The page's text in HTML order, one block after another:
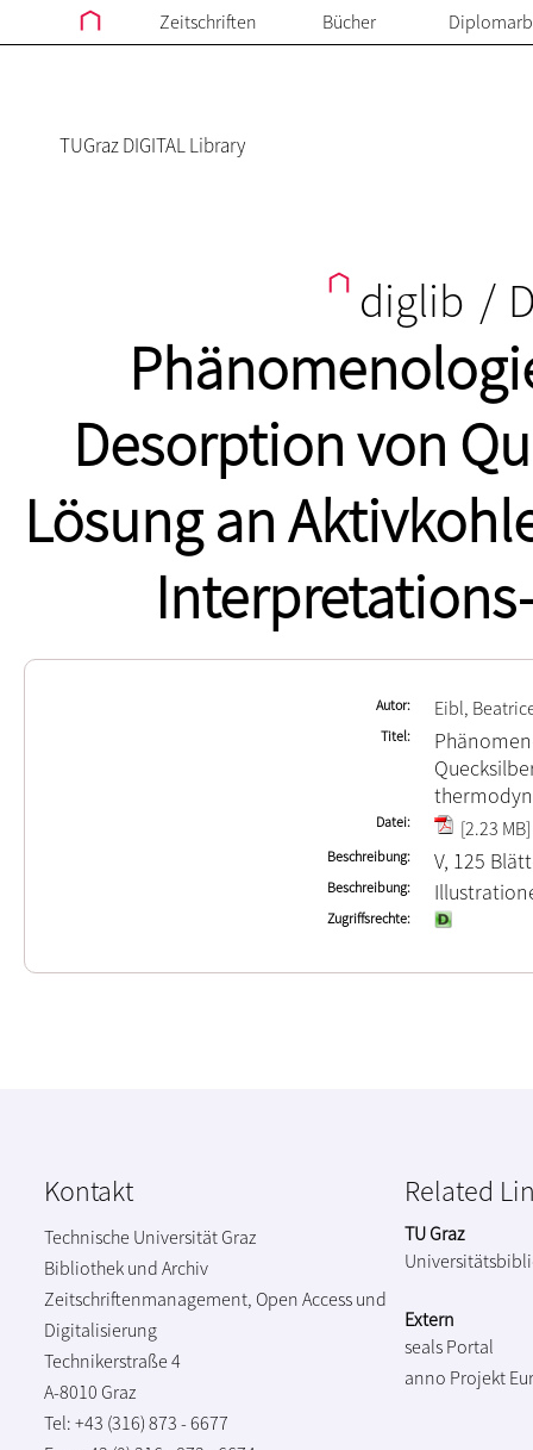
Zeitschriften Bücher
TUGraz DIGITAL Library
diglib /
Desorption von
Lösung an
Autor Eibl,
Titel
Datei [2.23 MB]
Beschreibung V, 125
Beschreibung
Zugriffsrechte
Kontakt
Technische Universität Graz
Bibliothek und Archiv
Zeitschriftenmanagement, Open Access und
Digitalisierung
Technikerstraße 4
A-8010 Graz
Tel: +43 (316) 873 - 6677
Related
TU Graz
Extern
seals Portal
anno Projekt